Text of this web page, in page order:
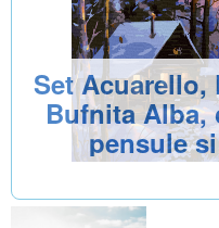
Set Acuarello,
Bufnita Alba,
pensule